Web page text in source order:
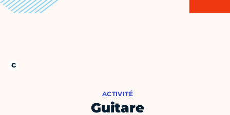
ACTIVITÉ
Guitare